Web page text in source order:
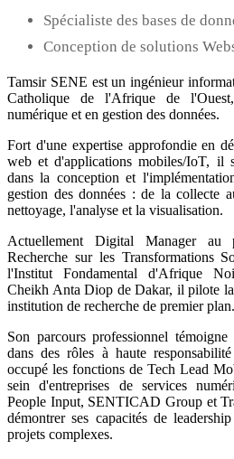
Spécialiste des bases de
Conception de solutions
Tamsir SENE est un ingénieur
Catholique de l'Afrique de
numérique et en gestion des données.
Fort d'une expertise approfondie en
web et d'applications mobiles/IoT, il
dans la conception et
gestion des données : de la collecte
nettoyage, l'analyse et la visualisation.
Actuellement Digital Manager au
Recherche sur les Transformations
l'Institut Fondamental d'Afrique
Cheikh Anta Diop de Dakar, il pilote
institution de recherche de premier plan.
Son parcours professionnel
dans des rôles à haute
occupé les fonctions de Tech Lead
sein d'entreprises de services
People Input, SENTICAD Group et
démontrer ses capacités de
projets complexes.